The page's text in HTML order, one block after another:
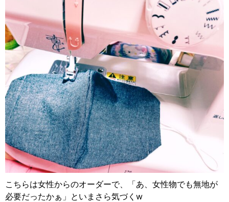
こちらは女性からのオーダーで、「あ、女性物でも無地が
必要だったかぁ」といまさら気づく w